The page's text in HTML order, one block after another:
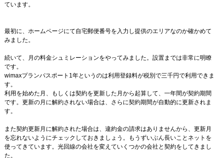
ています。
最初に、ホームページにて自宅郵便番号を入力し提供のエリアなのか確かめて
みました。
続いて、月の料金シュミレーションをやってみました。設置までは非常に明瞭
です。
wimaxプランパスポート1年というのは利用登録料が税別で三千円で利用できま
す。
利用を始めた月、もしくは契約を更新した月から起算して、一年間が契約期間
です。更新の月に解約されない場合は、さらに契約期間が自動的に更新されま
す。
また契約更新月に解約された場合は、違約金の請求はありませんから、更新月
を忘れないようにチェックしておきましょう。もうずいぶん長いことネットを
使ってきています。光回線の会社を変えていくつかの会社と契約をしてきまし
た。